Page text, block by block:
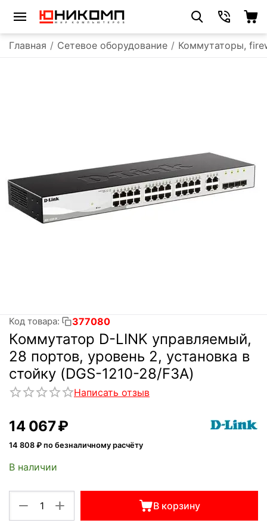
Главная / Сетевое оборудование / Коммутаторы,
Код товара: 377080
Коммутатор D-LINK управляемый,
28 портов, уровень 2, установка в
стойку (DGS-1210-28/F3A)
Написать отзыв
14 067₽
14 808 ₽ по безналичному расчёту
В наличии
+
− В корзину